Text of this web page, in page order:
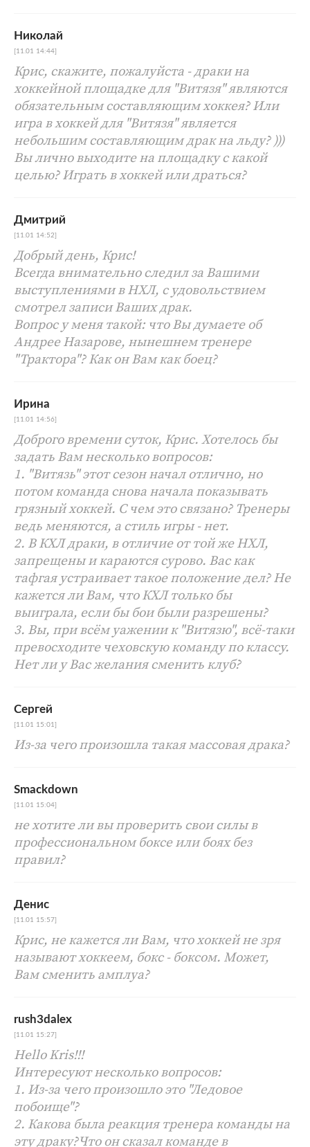
Николай
[11.01 14:44]
Крис, скажите, пожалуйста - драки на
хоккейной площадке для "Витязя" являются
обязательным составляющим хоккея? Или
игра в хоккей для "Витязя" является
небольшим составляющим драк на льду? )))
Вы лично выходите на площадку с какой
целью? Играть в хоккей или драться?
Дмитрий
[11.01 14:52]
Добрый день, Крис!
Всегда внимательно следил за Вашими
выступлениями в НХЛ, с удовольствием
смотрел записи Ваших драк.
Вопрос у меня такой: что Вы думаете об
Андрее Назарове, нынешнем тренере
"Трактора"? Как он Вам как боец?
Ирина
[11.01 14:56]
Доброго времени суток, Крис. Хотелось бы
задать Вам несколько вопросов:
1. "Витязь" этот сезон начал отлично, но
потом команда снова начала показывать
грязный хоккей. С чем это связано? Тренеры
ведь меняются, а стиль игры - нет.
2. В КХЛ драки, в отличие от той же НХЛ,
запрещены и караются сурово. Вас как
тафгая устраивает такое положение дел? Не
кажется ли Вам, что КХЛ только бы
выиграла, если бы бои были разрешены?
3. Вы, при всём уажении к "Витязю", всё-таки
превосходите чеховскую команду по классу.
Нет ли у Вас желания сменить клуб?
Сергей
[11.01 15:01]
Из-за чего произошла такая массовая драка?
Smackdown
[11.01 15:04]
не хотите ли вы проверить свои силы в
профессиональном боксе или боях без
правил?
Денис
[11.01 15:57]
Крис, не кажется ли Вам, что хоккей не зря
называют хоккеем, бокс - боксом. Может,
Вам сменить амплуа?
rush3dalex
[11.01 15:27]
Hello Kris!!!
Интересуют несколько вопросов:
1. Из-за чего произошло это "Ледовое
побоище"?
2. Какова была реакция тренера команды на
эту драку?Что он сказал команде в